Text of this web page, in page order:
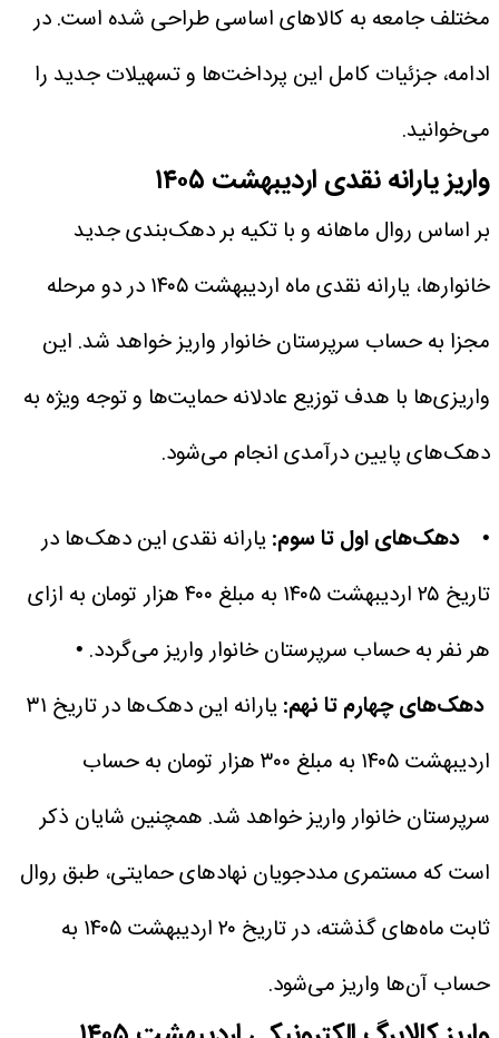
مختلف جامعه به کالاهای اساسی طراحی شده است. در
ادامه، جزئیات کامل این پرداخت‌ها و تسهیلات جدید را
می‌خوانید.
واریز یارانه نقدی اردیبهشت ۱۴۰۵
بر اساس روال ماهانه و با تکیه بر دهک‌بندی جدید
خانوارها، یارانه نقدی ماه اردیبهشت ۱۴۰۵ در دو مرحله
مجزا به حساب سرپرستان خانوار واریز خواهد شد. این
واریزی‌ها با هدف توزیع عادلانه حمایت‌ها و توجه ویژه به
دهک‌های پایین درآمدی انجام می‌شود.
• دهک‌های اول تا سوم:یارانه نقدی این دهک‌ها در
تاریخ ۲۵ اردیبهشت ۱۴۰۵ به مبلغ ۴۰۰ هزار تومان به ازای
هر نفر به حساب سرپرستان خانوار واریز می‌گردد. •
دهک‌های چهارم تا نهم:
یارانه این دهک‌ها در تاریخ ۳۱
اردیبهشت ۱۴۰۵ به مبلغ ۳۰۰ هزار تومان به حساب
سرپرستان خانوار واریز خواهد شد. همچنین شایان ذکر
است که مستمری مددجویان نهادهای حمایتی، طبق روال
ثابت ماه‌های گذشته، در تاریخ ۲۰ اردیبهشت ۱۴۰۵ به
حساب آن‌ها واریز می‌شود.